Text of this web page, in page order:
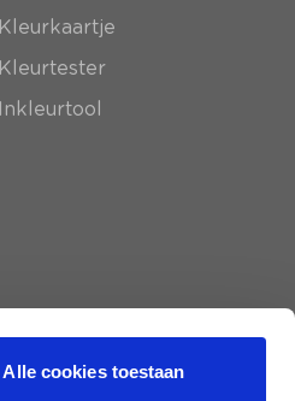
Alle cookies toestaan
Kleurkaartje
Kleurtester
Inkleurtool